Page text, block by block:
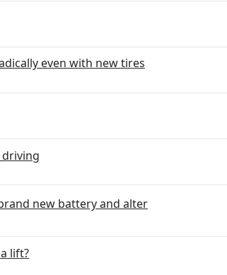
even with new tires
new battery and alter
lift?